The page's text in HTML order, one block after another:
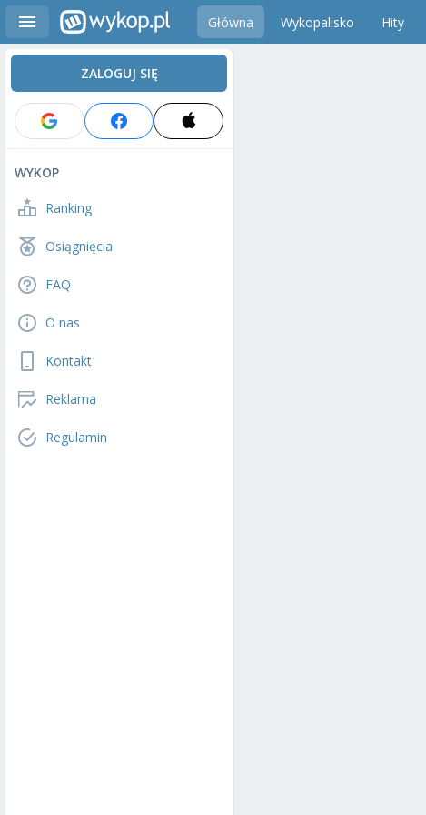
Główna Wykopalisko Hity
ZALOGUJ SIĘ
WYKOP
Ranking
Osiągnięcia
FAQ
O nas
Kontakt
Reklama
Regulamin